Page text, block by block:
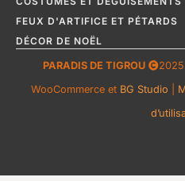
FEUX D'ARTIFICE ET PÉTARDS
DÉCOR DE NOËL
PARADIS DE TIGROU
WooCommerce et BG Studio